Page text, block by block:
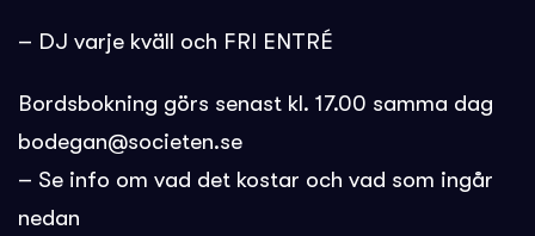
– DJ varje kväll och FRI ENTRÉ
Bordsbokning görs senast kl. 17.00 samma dag
bodegan@societen.se
– Se info om vad det kostar och vad som ingår
nedan